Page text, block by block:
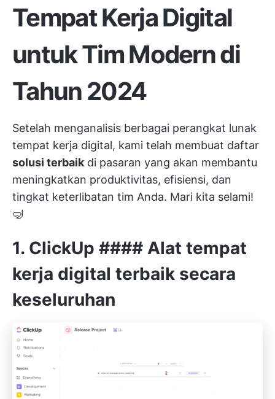
Tempat Kerja Digital
untuk Tim Modern di
Tahun 2024
Setelah menganalisis berbagai perangkat lunak
tempat kerja digital, kami telah membuat daftar
solusi terbaik di pasaran yang akan membantu
meningkatkan produktivitas, efisiensi, dan
tingkat keterlibatan tim Anda. Mari kita selami!
🤿
1. ClickUp #### Alat tempat
kerja digital terbaik secara
keseluruhan